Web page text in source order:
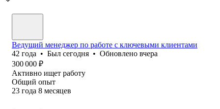
Ведущий менеджер по работе с ключевыми клиентами
42 года • Был сегодня • Обновлено вчера
300 000 ₽
Активно ищет работу
Общий опыт
23 года 8 месяцев